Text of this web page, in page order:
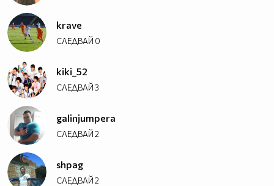
krave
СЛЕДВАЙ 0
kiki_52
СЛЕДВАЙ3
galinjumpera
СЛЕДВАЙ2
shpag
СЛЕДВАЙ2